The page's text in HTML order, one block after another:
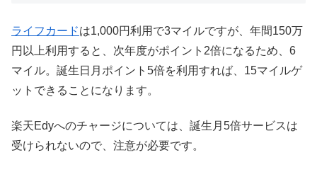
ライフカードは1,000円利用で3マイルですが、年間150万
円以上利用すると、次年度がポイント2倍になるため、6
マイル。誕生日月ポイント5倍を利用すれば、15マイルゲ
ットできることになります。
楽天Edyへのチャージについては、誕生月5倍サービスは
受けられないので、注意が必要です。